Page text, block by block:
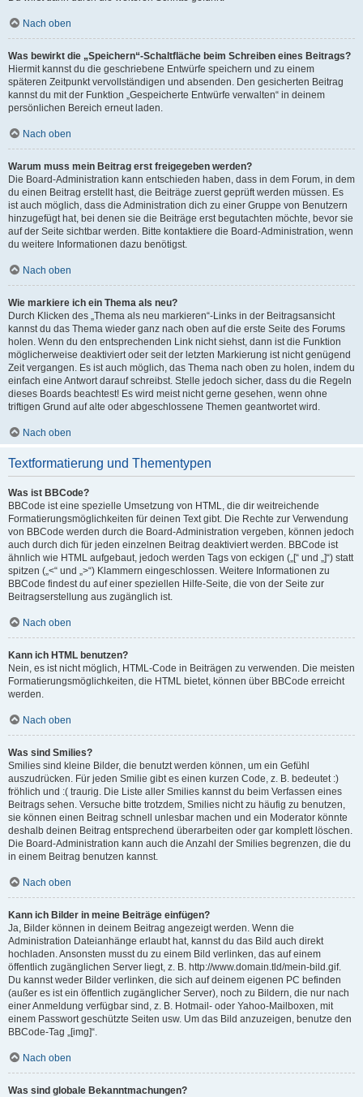
Nach oben
Was bewirkt die „Speichern“-Schaltfläche beim Schreiben eines Beitrags?
Hiermit kannst du die geschriebene Entwürfe speichern und zu einem
späteren Zeitpunkt vervollständigen und absenden. Den gesicherten Beitrag
kannst du mit der Funktion „Gespeicherte Entwürfe verwalten“ in deinem
persönlichen Bereich erneut laden.
Nach oben
Warum muss mein Beitrag erst freigegeben werden?
Die Board-Administration kann entschieden haben, dass in dem Forum, in dem
du einen Beitrag erstellt hast, die Beiträge zuerst geprüft werden müssen. Es
ist auch möglich, dass die Administration dich zu einer Gruppe von Benutzern
hinzugefügt hat, bei denen sie die Beiträge erst begutachten möchte, bevor sie
auf der Seite sichtbar werden. Bitte kontaktiere die Board-Administration, wenn
du weitere Informationen dazu benötigst.
Nach oben
Wie markiere ich ein Thema als neu?
Durch Klicken des „Thema als neu markieren“-Links in der Beitragsansicht
kannst du das Thema wieder ganz nach oben auf die erste Seite des Forums
holen. Wenn du den entsprechenden Link nicht siehst, dann ist die Funktion
möglicherweise deaktiviert oder seit der letzten Markierung ist nicht genügend
Zeit vergangen. Es ist auch möglich, das Thema nach oben zu holen, indem du
einfach eine Antwort darauf schreibst. Stelle jedoch sicher, dass du die Regeln
dieses Boards beachtest! Es wird meist nicht gerne gesehen, wenn ohne
triftigen Grund auf alte oder abgeschlossene Themen geantwortet wird.
Nach oben
Textformatierung und Thementypen
Was ist BBCode?
BBCode ist eine spezielle Umsetzung von HTML, die dir weitreichende
Formatierungsmöglichkeiten für deinen Text gibt. Die Rechte zur Verwendung
von BBCode werden durch die Board-Administration vergeben, können jedoch
auch durch dich für jeden einzelnen Beitrag deaktiviert werden. BBCode ist
ähnlich wie HTML aufgebaut, jedoch werden Tags von eckigen („[“ und „]“) statt
spitzen („<“ und „>“) Klammern eingeschlossen. Weitere Informationen zu
BBCode findest du auf einer speziellen Hilfe-Seite, die von der Seite zur
Beitragserstellung aus zugänglich ist.
Nach oben
Kann ich HTML benutzen?
Nein, es ist nicht möglich, HTML-Code in Beiträgen zu verwenden. Die meisten
Formatierungsmöglichkeiten, die HTML bietet, können über BBCode erreicht
werden.
Nach oben
Was sind Smilies?
Smilies sind kleine Bilder, die benutzt werden können, um ein Gefühl
auszudrücken. Für jeden Smilie gibt es einen kurzen Code, z. B. bedeutet :)
fröhlich und :( traurig. Die Liste aller Smilies kannst du beim Verfassen eines
Beitrags sehen. Versuche bitte trotzdem, Smilies nicht zu häufig zu benutzen,
sie können einen Beitrag schnell unlesbar machen und ein Moderator könnte
deshalb deinen Beitrag entsprechend überarbeiten oder gar komplett löschen.
Die Board-Administration kann auch die Anzahl der Smilies begrenzen, die du
in einem Beitrag benutzen kannst.
Nach oben
Kann ich Bilder in meine Beiträge einfügen?
Ja, Bilder können in deinem Beitrag angezeigt werden. Wenn die
Administration Dateianhänge erlaubt hat, kannst du das Bild auch direkt
hochladen. Ansonsten musst du zu einem Bild verlinken, das auf einem
öffentlich zugänglichen Server liegt, z. B. http://www.domain.tld/mein-bild.gif.
Du kannst weder Bilder verlinken, die sich auf deinem eigenen PC befinden
(außer es ist ein öffentlich zugänglicher Server), noch zu Bildern, die nur nach
einer Anmeldung verfügbar sind, z. B. Hotmail- oder Yahoo-Mailboxen, mit
einem Passwort geschützte Seiten usw. Um das Bild anzuzeigen, benutze den
BBCode-Tag „[img]“.
Nach oben
Was sind globale Bekanntmachungen?